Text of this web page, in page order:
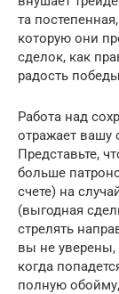
та
которую они
сделок, как
радость
Работа над
отражает вашу
Представьте,
больше
счете) на
(выгодная
стрелять
вы не уверены,
когда
полную